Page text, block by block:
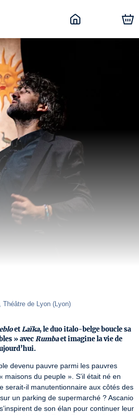
Théâtre de Lyon (Lyon)
etLaïka, le duo italo-belge boucle sa
» avecRumbaet imagine la vie de
devenu pauvre parmi les pauvres
maisons du peuple ». S’il était né en
serait-il manutentionnaire aux côtés des
un parking de supermarché ? Ascanio
de son élan pour continuer leur